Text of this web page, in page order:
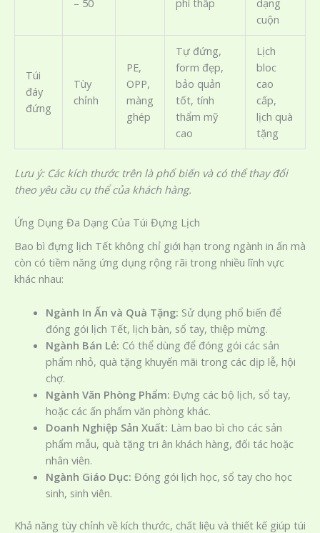
cuộn
Túi
đáy
đứng
Tùy
chỉnh
PE,
OPP,
màng
ghép
Tự đứng,
form đẹp,
bảo quản
tốt, tính
thẩm mỹ
cao
Lịch
bloc
cao
cấp,
lịch quà
tặng
Lưu ý: Các kích thước trên là phổ biến và có thể thay đổi
theo yêu cầu cụ thể của khách hàng.
Ứng Dụng Đa Dạng Của Túi Đựng Lịch
Bao bì đựng lịch Tết không chỉ giới hạn trong ngành in ấn mà
còn có tiềm năng ứng dụng rộng rãi trong nhiều lĩnh vực
khác nhau:
Ngành In Ấn và Quà Tặng: Sử dụng phổ biến để
đóng gói lịch Tết, lịch bàn, sổ tay, thiệp mừng.
Ngành Bán Lẻ: Có thể dùng để đóng gói các sản
phẩm nhỏ, quà tặng khuyến mãi trong các dịp lễ, hội
chợ.
Ngành Văn Phòng Phẩm: Đựng các bộ lịch, sổ tay,
hoặc các ấn phẩm văn phòng khác.
Doanh Nghiệp Sản Xuất: Làm bao bì cho các sản
phẩm mẫu, quà tặng tri ân khách hàng, đối tác hoặc
nhân viên.
Ngành Giáo Dục: Đóng gói lịch học, sổ tay cho học
sinh, sinh viên.
Khả năng tùy chỉnh về kích thước, chất liệu và thiết kế giúp túi